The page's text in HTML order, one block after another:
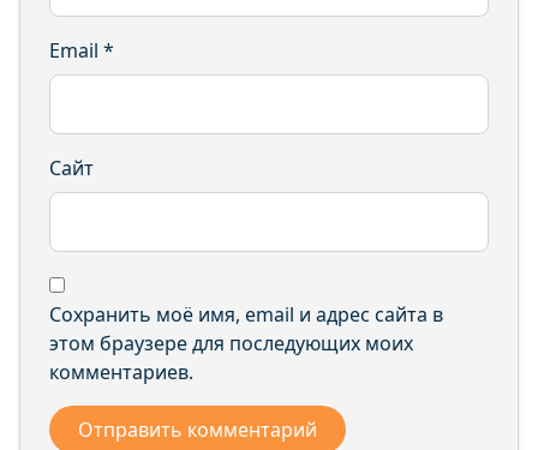
Email *
Сайт
Сохранить моё имя, email и адрес сайта в
этом браузере для последующих моих
комментариев.